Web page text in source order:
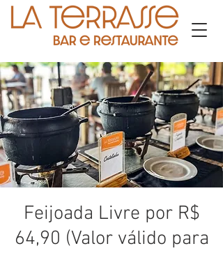
Feijoada Livre por R$
64,90 (Valor válido para